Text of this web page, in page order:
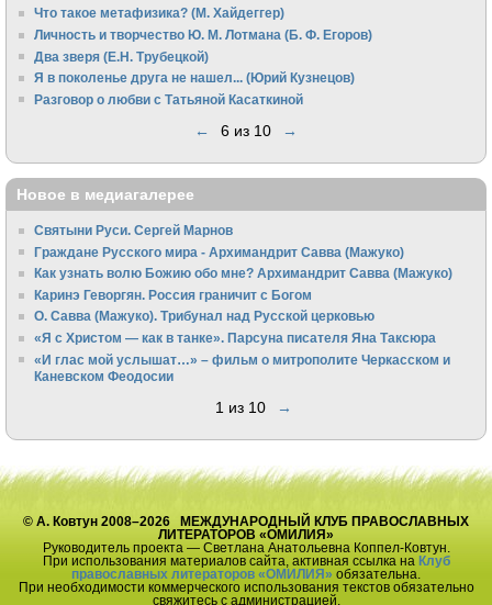
Что такое метафизика? (М. Хайдеггер)
Личность и творчество Ю. М. Лотмана (Б. Ф. Егоров)
Два зверя (Е.Н. Трубецкой)
Я в поколенье друга не нашел... (Юрий Кузнецов)
Разговор о любви с Татьяной Касаткиной
← 6 из 10 →
Новое в медиагалерее
Святыни Руси. Сергей Марнов
Граждане Русского мира - Архимандрит Савва (Мажуко)
Как узнать волю Божию обо мне? Архимандрит Савва (Мажуко)
Каринэ Геворгян. Россия граничит с Богом
О. Савва (Мажуко). Трибунал над Русской церковью
«Я с Христом — как в танке». Парсуна писателя Яна Таксюра
«И глас мой услышат…» – фильм о митрополите Черкасском и
Каневском Феодосии
1 из 10 →
© А. Ковтун 2008–2026 МЕЖДУНАРОДНЫЙ КЛУБ ПРАВОСЛАВНЫХ
ЛИТЕРАТОРОВ «ОМИЛИЯ»
Руководитель проекта — Светлана Анатольевна Коппел-Ковтун.
При использования материалов сайта, активная ссылка на Клуб
православных литераторов «ОМИЛИЯ» обязательна.
При необходимости коммерческого использования текстов обязательно
свяжитесь с администрацией.